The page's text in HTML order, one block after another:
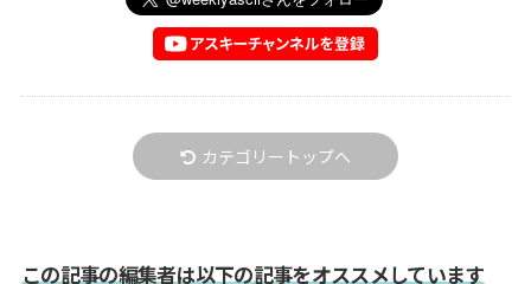
カテゴリートップへ
この記事の編集者は以下の記事をオススメしています